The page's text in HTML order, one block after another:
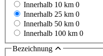
Innerhalb 10 km 0
Innerhalb 25 km 0
Innerhalb 50 km 0
Innerhalb 100 km 0
Bezeichnung